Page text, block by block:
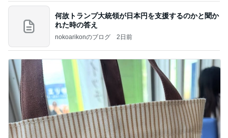
何故トランプ大統領が日本円を支援するのかと聞か
れた時の答え
nokoarikonのブログ 2日前